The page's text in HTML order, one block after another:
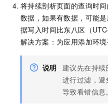
将持续剖析页面的查询时
数据，如果有数据，可能
据写入时间比东八区（
解决方案：为应用添加环
说明 建议先在持
进行过滤，避
导致看错信息。